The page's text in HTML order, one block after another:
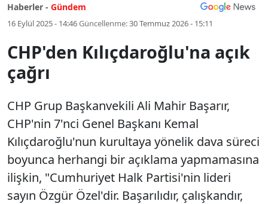
Haberler - Gündem
16 Eylül 2025 - 14:46Güncellenme:30 Temmuz 2026 - 15:11
CHP'den Kılıçdaroğlu'na açık
çağrı
CHP Grup Başkanvekili Ali Mahir Başarır,
CHP'nin 7'nci Genel Başkanı Kemal
Kılıçdaroğlu'nun kurultaya yönelik dava süreci
boyunca herhangi bir açıklama yapmamasına
ilişkin, "Cumhuriyet Halk Partisi'nin lideri
sayın Özgür Özel'dir. Başarılıdır, çalışkandır,